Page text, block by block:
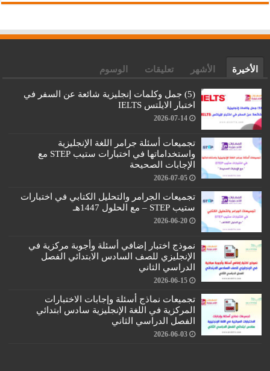
الأخيرة الأشهر تعليقات الوسوم
(5) جمل وكلمات إنجليزية شائعة عن السفر في
اختبار الايلتس IELTS
2026-07-14
تجميعات أسئلة جرامر اللغة الإنجليزية
واستخداماتها في اختبارات ستيب STEP مع
الإجابات الصحيحة
2026-07-05
تجميعات الجرامر والتحليل الكتابي في اختبارات
ستيب STEP – مع الحلول 1447هـ
2026-06-20
نموذج اختبار إضافي أسئلة وأجوبة مركزية في
الإنجليزي للصف السادس الابتدائي الفصل
الدراسي الثاني
2026-06-15
تجميعات نماذج أسئلة وإجابات الاختبارات
المركزية في اللغة الإنجليزية سادس ابتدائي
الفصل الدراسي الثاني
2026-06-03